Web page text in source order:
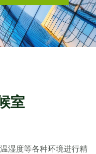
室
湿度等各种环境进行精